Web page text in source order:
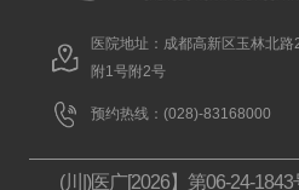
医院地址：成都高新区玉林北路
附1号附2号
预约热线：(028)-83168000
(川|)医广[2026】第06-24-1843